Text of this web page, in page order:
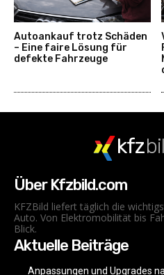
Autoankauf trotz Schäden
– Eine faire Lösung für
defekte Fahrzeuge
kfz
Über Kfzbild.com
KFZBild liefert täglich die
Auto. Von Elektromobilität bis
Blick.
Aktuelle Beiträge
Anpassungen und Upgrades